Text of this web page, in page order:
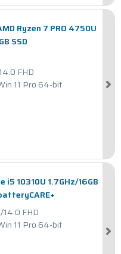
Ryzen 7 PRO 4750U
SSD
FHD
11 Pro 64-bit
10310U 1.7GHz/16GB
FHD
11 Pro 64-bit